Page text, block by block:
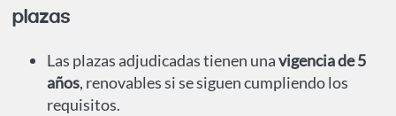
plazas
Las plazas adjudicadas tienen unavigencia de 5
años, renovables si se siguen cumpliendo los
requisitos.